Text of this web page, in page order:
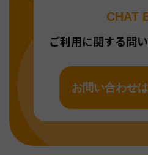
CHAT
ご利用に関する問
お問い合わせ